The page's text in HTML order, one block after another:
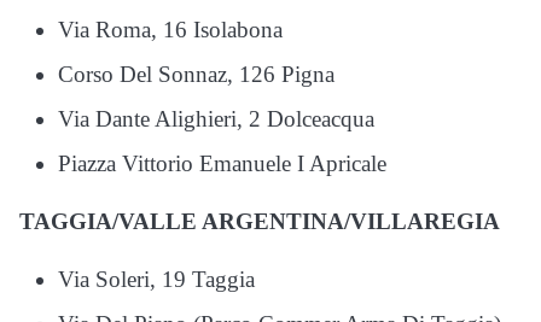
Via Roma, 16 Isolabona
Corso Del Sonnaz, 126 Pigna
Via Dante Alighieri, 2 Dolceacqua
Piazza Vittorio Emanuele I Apricale
TAGGIA/VALLE ARGENTINA/VILLAREGIA
Via Soleri, 19 Taggia